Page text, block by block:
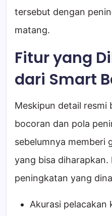
tersebut dengan
matang.
Fitur yang
dari Smart
Meskipun detail resmi
bocoran dan pola
sebelumnya memberi
yang bisa diharapkan.
peningkatan yang
Akurasi pelacakan